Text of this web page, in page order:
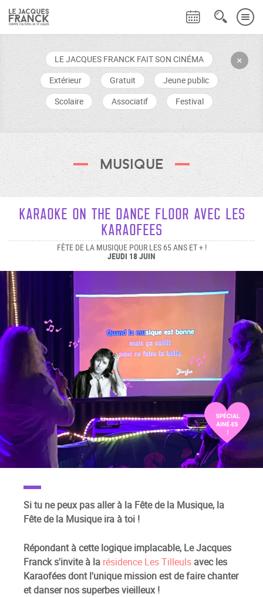
+
LE JACQUES FRANCK FAIT SON CINÉMA
Extérieur
Gratuit
Jeune public
Scolaire
Associatif Festival
Musique
KARAOKE ON THE DANCE FLOOR avec LES
KARAOFEES
FÊTE DE LA MUSIQUE POUR LES 65 ANS ET + !
JEUDI 18 JUIN
Si tu ne peux pas aller à la Fête de la Musique, la
Fête de la Musique ira à toi !
Répondant à cette logique implacable, Le Jacques
Franck s'invite à la résidence Les Tilleuls avec les
Karaofées dont l'unique mission est de faire chanter
et danser nos superbes vieilleux !